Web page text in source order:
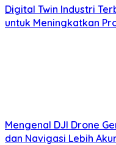
Digital Twin Industri
untuk Meningkatkan
Mengenal DJI Drone
dan Navigasi Lebih